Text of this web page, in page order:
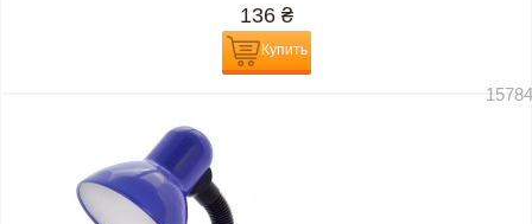
136 ₴
Купить